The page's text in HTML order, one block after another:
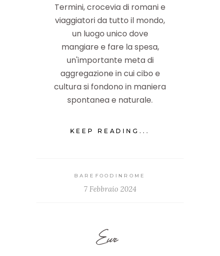
Termini, crocevia di romani e
viaggiatori da tutto il mondo,
un luogo unico dove
mangiare e fare la spesa,
un'importante meta di
aggregazione in cui cibo e
cultura si fondono in maniera
spontanea e naturale.
KEEP READING...
BAREFOODINROME
7 Febbraio 2024
Eur